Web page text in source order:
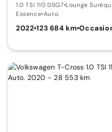
1.0 TSI 110 DSG7•Lounge
Essence•Auto.
2022•123 684 km•